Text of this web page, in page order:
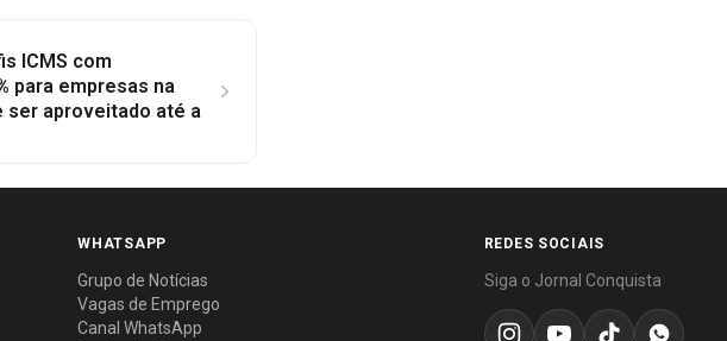
ICMS com
para empresas na
ser aproveitado até a
WHATSAPP
Grupo de Notícias
Vagas de Emprego
Canal WhatsApp
REDES SOCIAIS
Siga o Jornal Conquista